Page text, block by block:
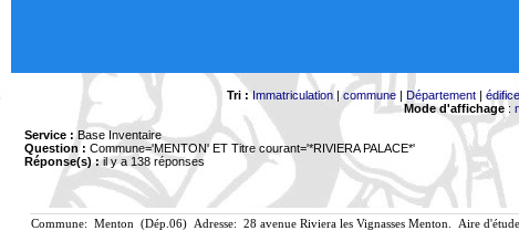
Tri : Immatriculation|commune| Département|
Mode d'affichage:
Service : Base Inventaire
Question : Commune='MENTON' ET Titre courant='*RIVIERA PALACE*'
Réponse(s) :il y a 138 réponses
Commune: Menton (Dép.06) Adresse: 28 avenue Riviera les Vignasses Menton. Aire